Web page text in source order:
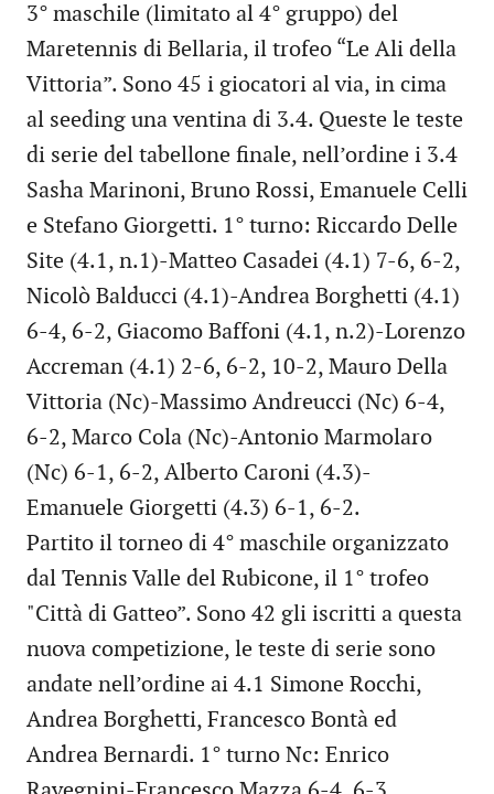
3° maschile (limitato al 4° gruppo) del
Maretennis di Bellaria, il trofeo “Le Ali della
Vittoria”. Sono 45 i giocatori al via, in cima
al seeding una ventina di 3.4. Queste le teste
di serie del tabellone finale, nell’ordine i 3.4
Sasha Marinoni, Bruno Rossi, Emanuele Celli
e Stefano Giorgetti. 1° turno: Riccardo Delle
Site (4.1, n.1)-Matteo Casadei (4.1) 7-6, 6-2,
Nicolò Balducci (4.1)-Andrea Borghetti (4.1)
6-4, 6-2, Giacomo Baffoni (4.1, n.2)-Lorenzo
Accreman (4.1) 2-6, 6-2, 10-2, Mauro Della
Vittoria (Nc)-Massimo Andreucci (Nc) 6-4,
6-2, Marco Cola (Nc)-Antonio Marmolaro
(Nc) 6-1, 6-2, Alberto Caroni (4.3)-
Emanuele Giorgetti (4.3) 6-1, 6-2.
Partito il torneo di 4° maschile organizzato
dal Tennis Valle del Rubicone, il 1° trofeo
"Città di Gatteo”. Sono 42 gli iscritti a questa
nuova competizione, le teste di serie sono
andate nell’ordine ai 4.1 Simone Rocchi,
Andrea Borghetti, Francesco Bontà ed
Andrea Bernardi. 1° turno Nc: Enrico